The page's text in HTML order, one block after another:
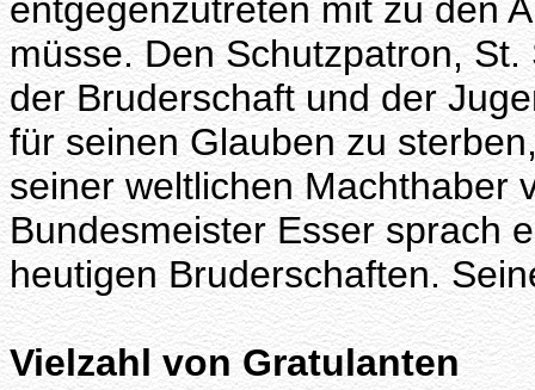
entgegenzutreten mit zu den
müsse. Den Schutzpatron,
der Bruderschaft und der
für seinen Glauben zu
seiner weltlichen Machthaber
Bundesmeister Esser sprach
heutigen Bruderschaften.
Vielzahl von Gratulanten